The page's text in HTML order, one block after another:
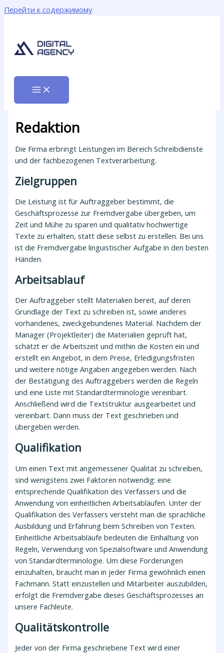
Перейти к содержимому
Redaktion
Die Firma erbringt Leistungen im Bereich Schreibdienste
und der fachbezogenen Textverarbeitung.
Zielgruppen
Die Leistung ist für Auftraggeber bestimmt, die
Geschäftsprozesse zur Fremdvergabe übergeben, um
Zeit und Mühe zu sparen und qualitativ hochwertige
Texte zu erhalten, statt diese selbst zu erstellen. Bei uns
ist die Fremdvergabe linguistischer Aufgabe in den besten
Händen.
Arbeitsablauf
Der Auftraggeber stellt Materialien bereit, auf deren
Grundlage der Text zu schreiben ist, sowie anderes
vorhandenes, zweckgebundenes Material. Nachdem der
Manager (Projektleiter) die Materialien geprüft hat,
schätzt er die Arbeitszeit und mithin die Kosten ein und
erstellt ein Angebot, in dem Preise, Erledigungsfristen
und weitere nötige Angaben angegeben werden. Nach
der Bestätigung des Auftraggebers werden die Regeln
und eine Liste mit Standardterminologie vereinbart.
Anschließend wird die Textstruktur ausgearbeitet und
vereinbart. Dann muss der Text geschrieben und
übergeben werden.
Qualifikation
Um einen Text mit angemessener Qualität zu schreiben,
sind wenigstens zwei Faktoren notwendig: eine
entsprechende Qualifikation des Verfassers und die
Anwendung von einheitlichen Arbeitsabläufen. Unter der
Qualifikation des Verfassers versteht man die sprachliche
Ausbildung und Erfahrung beim Schreiben von Texten.
Einheitliche Arbeitsabläufe bedeuten die Einhaltung von
Regeln, Verwendung von Spezialsoftware und Anwendung
von Standardterminologie. Um diese Forderungen
einzuhalten, braucht man in jeder Firma gewöhnlich einen
Fachmann. Statt einzustellen und Mitarbeiter auszubilden,
erfolgt die Fremdvergabe dieses Geschäftsprozesses an
unsere Fachleute.
Qualitätskontrolle
Jeder von der Firma geschriebene Text wird einer